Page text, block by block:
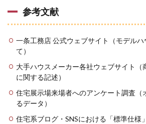
参考文献
一条工務店 公式ウェブサイト（モデル
て）
大手ハウスメーカー各社ウェブサイト（
に関する記述）
住宅展示場来場者へのアンケート調査（
るデータ）
住宅系ブログ・SNSにおける「標準仕様